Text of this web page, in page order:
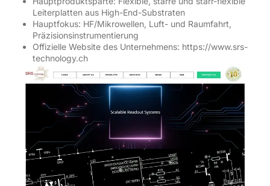
Leiterplatten aus High-End-Substraten
Hauptfokus: HF/Mikrowellen, Luft- und Raumfahrt,
Präzisionsinstrumentierung
Offizielle Website des Unternehmens: https://www.srs-
technology.ch